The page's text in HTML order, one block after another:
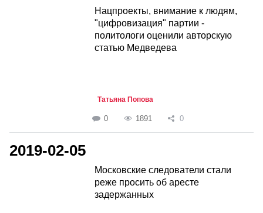
Нацпроекты, внимание к людям,
"цифровизация" партии -
политологи оценили авторскую
статью Медведева
Татьяна Попова
0 1891 0
2019-02-05
Московские следователи стали
реже просить об аресте
задержанных